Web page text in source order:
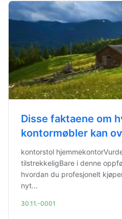
Disse faktaene om
kontormøbler kan
kontorstol
tilstrekkeligBare i denne
hvordan du profesjonelt
nyt...
30.11.-0001